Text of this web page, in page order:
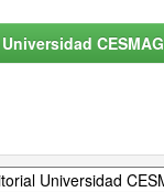
CESMAG